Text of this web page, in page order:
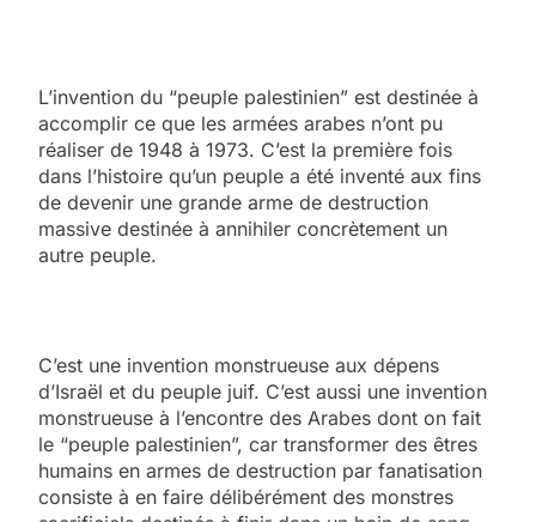
L’invention du “peuple palestinien” est destinée à
accomplir ce que les armées arabes n’ont pu
réaliser de 1948 à 1973. C’est la première fois
dans l’histoire qu’un peuple a été inventé aux fins
de devenir une grande arme de destruction
massive destinée à annihiler concrètement un
autre peuple.
C’est une invention monstrueuse aux dépens
d’Israël et du peuple juif. C’est aussi une invention
monstrueuse à l’encontre des Arabes dont on fait
le “peuple palestinien”, car transformer des êtres
humains en armes de destruction par fanatisation
consiste à en faire délibérément des monstres